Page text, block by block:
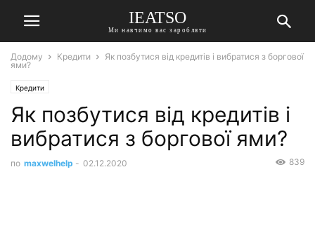
IEATSO
Ми навчимо вас заробляти
Додому Кредити
Як позбутися від кредитів і вибратися з боргової
ями?
Кредити
Як позбутися від кредитів і
вибратися з боргової ями?
по maxwelhelp - 02.12.2020 839